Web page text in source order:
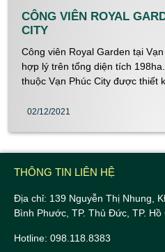
CÔNG VIÊN ROYAL
CITY
Công viên Royal Garden tại
hợp lý trên tổng diện tích
thuộc Vạn Phúc City được thiết
02/12/2021
THÔNG TIN LIÊN HỆ
Địa chỉ: 139 Nguyễn Thị Nhung,
Bình Phước, TP. Thủ Đức, TP. Hồ
Hotline: 098.118.8383